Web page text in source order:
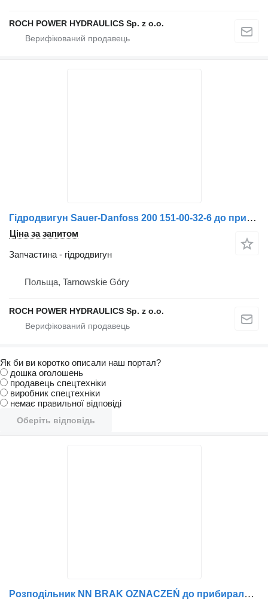
ROCH POWER HYDRAULICS Sp. z o.o.
Гідродвигун Sauer-Danfoss 200 151-00-32-6 до прибиральної машини Schmidt
Ціна за запитом
Запчастина - гідродвигун
Польща, Tarnowskie Góry
ROCH POWER HYDRAULICS Sp. z o.o.
Як би ви коротко описали наш портал?
дошка оголошень
продавець спецтехніки
виробник спецтехніки
немає правильної відповіді
Оберіть відповідь
Розподільник NN BRAK OZNACZEŃ до прибиральної машини Schmidt